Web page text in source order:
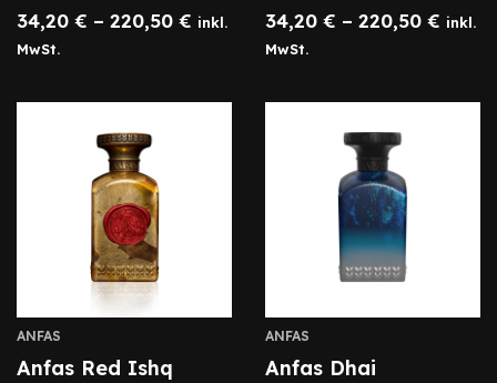
34,20 € – 220,50 € inkl.
MwSt.
34,20 € – 220,50 € inkl.
MwSt.
ANFAS
Anfas Red Ishq
ANFAS
Anfas Dhai